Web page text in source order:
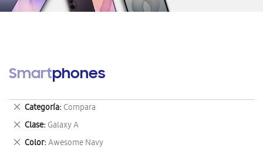
Smartphones
Categoría Compara
Eliminar
este
artículo
Clase Galaxy A
Eliminar
este
artículo
Color Awesome Navy
Eliminar